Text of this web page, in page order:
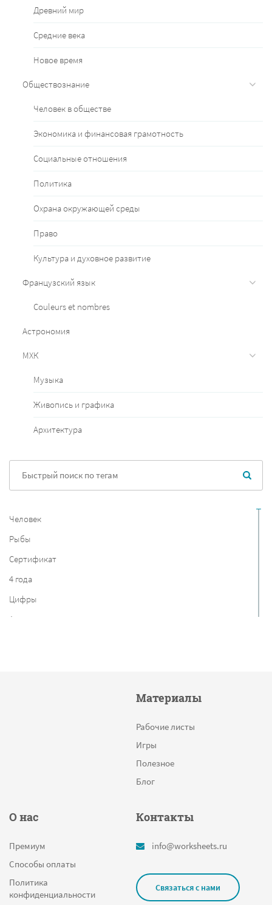
Древний мир
Средние века
Новое время
Обществознание
Человек в обществе
Экономика и финансовая грамотность
Социальные отношения
Политика
Охрана окружающей среды
Право
Культура и духовное развитие
Французский язык
Couleurs et nombres
Астрономия
МХК
Музыка
Живопись и графика
Архитектура
Человек
Рыбы
Сертификат
4 года
Цифры
Англия
Шифры
Карта Европы
Падежи
Таблица умножения
Материалы
Рабочие листы
Игры
Полезное
Блог
О нас
Премиум
Способы оплаты
Политика
конфиденциальности
Контакты
info@worksheets.ru
Связаться с нами